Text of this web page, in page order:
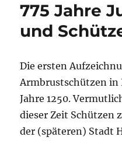
775 Jahre
und
Die ersten
Armbrustschützen in
Jahre 1250.
dieser Zeit Schützen
der (späteren) Stadt